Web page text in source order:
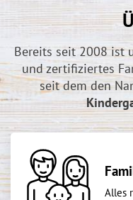
Bereits seit 2008 ist
und zertifiziertes
seit dem den
Alles